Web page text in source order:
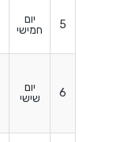
5
יום
חמישי
6
יום
שישי